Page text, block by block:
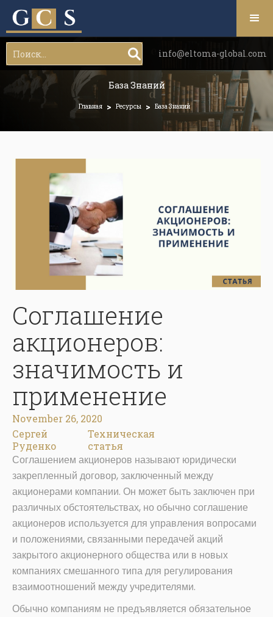
info@eltoma-global.com
База Знаний
Главная > Ресурсы > База Знаний
Соглашение
акционеров:
значимость и
применение
November 26, 2020
Сергей
Руденко
Техническая
статья
Соглашением акционеров называют юридически
закрепленный договор, заключенный между
акционерами компании. Он может быть заключен при
различных обстоятельствах, но обычно соглашение
акционеров используется для управления вопросами
и положениями, связанными передачей акций
закрытого акционерного общества или в новых
компаниях смешанного типа для регулирования
взаимоотношений между учредителями.
Обычно компаниям не предъявляется обязательное